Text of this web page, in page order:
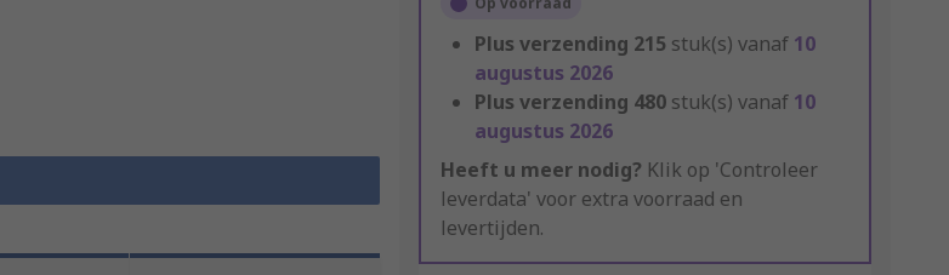
Plus verzending 215 stuk(s) vanaf 10
augustus 2026
Plus verzending 480 stuk(s) vanaf 10
augustus 2026
Heeft u meer nodig? Klik op 'Controleer
leverdata' voor extra voorraad en
levertijden.